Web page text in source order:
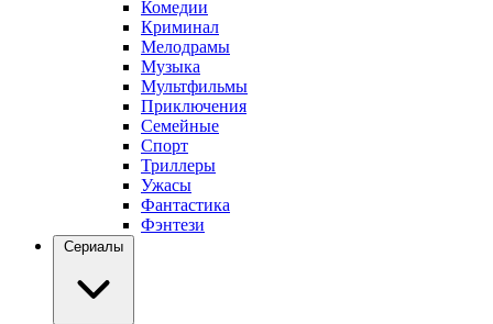
Комедии
Криминал
Мелодрамы
Музыка
Мультфильмы
Приключения
Семейные
Спорт
Триллеры
Ужасы
Фантастика
Фэнтези
Сериалы